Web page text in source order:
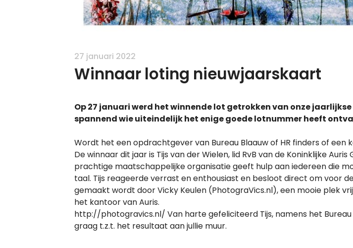
27 januari 2022
Winnaar loting nieuwjaarskaart
Op 27 januari werd het winnende lot getrokken van onze
spannend wie uiteindelijk het enige goede lotnummer heeft
Wordt het een opdrachtgever van Bureau Blaauw of HR finders of een
De winnaar dit jaar is Tijs van der Wielen, lid RvB van de Koninklijke
prachtige maatschappelijke organisatie geeft hulp aan iedereen die
taal. Tijs reageerde verrast en enthousiast en besloot direct om voor
gemaakt wordt door Vicky Keulen (PhotograVics.nl), een mooie plek
het kantoor van Auris.
http://photogravics.nl/ Van harte gefeliciteerd Tijs, namens het
graag t.z.t. het resultaat aan jullie muur.